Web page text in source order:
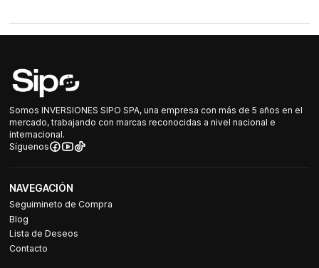
Somos INVERSIONES SIPO SPA, una empresa con más de 5 años en el
mercado, trabajando con marcas reconocidas a nivel nacional e
internacional.
Síguenos
NAVEGACIÓN
Seguimineto de Compra
Blog
Lista de Deseos
Contacto